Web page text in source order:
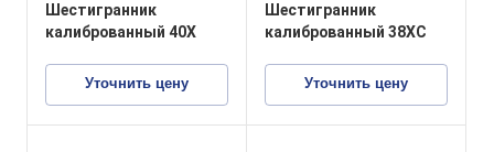
калиброванный
конструкционные стали
Шестигранник
калиброванный 40Х
Уточнить цену
калиброванный
конструкционные стали
Шестигранник
калиброванный 38ХС
Уточнить цену